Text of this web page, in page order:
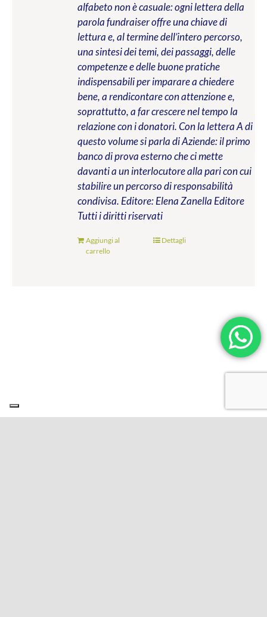
alfabeto non è casuale: ogni lettera della
parola fundraiser offre una chiave di
lettura e, al termine dell’intero percorso,
una sintesi dei temi, dei passaggi, delle
competenze e delle buone pratiche
indispensabili per imparare a chiedere
bene, a rendicontare con attenzione e,
soprattutto, a far crescere nel tempo la
relazione con i donatori. Con la lettera A di
questo volume si parla di Aziende: il primo
banco di prova esterno che ci mette
davanti a un interlocutore alla pari con cui
stabilire un percorso di responsabilità
condivisa. Editore: Elena Zanella Editore
Tutti i diritti riservati
Aggiungi al
carrello
Dettagli